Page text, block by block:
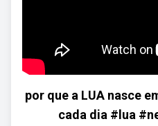
por que a LUA nasce
cada dia #lua